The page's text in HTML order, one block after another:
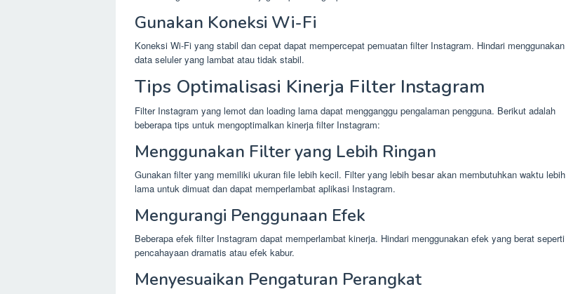
Gunakan Koneksi Wi-Fi
Koneksi Wi-Fi yang stabil dan cepat dapat mempercepat pemuatan filter Instagram. Hindari menggunakan
data seluler yang lambat atau tidak stabil.
Tips Optimalisasi Kinerja Filter Instagram
Filter Instagram yang lemot dan loading lama dapat mengganggu pengalaman pengguna. Berikut adalah
beberapa tips untuk mengoptimalkan kinerja filter Instagram:
Menggunakan Filter yang Lebih Ringan
Gunakan filter yang memiliki ukuran file lebih kecil. Filter yang lebih besar akan membutuhkan waktu lebih
lama untuk dimuat dan dapat memperlambat aplikasi Instagram.
Mengurangi Penggunaan Efek
Beberapa efek filter Instagram dapat memperlambat kinerja. Hindari menggunakan efek yang berat seperti
pencahayaan dramatis atau efek kabur.
Menyesuaikan Pengaturan Perangkat